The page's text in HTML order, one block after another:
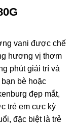
vani được chế
hương vị thơm
phút giải trí và
bè hoặc
đẹp mắt,
trẻ em cực kỳ
đặc biệt là trẻ